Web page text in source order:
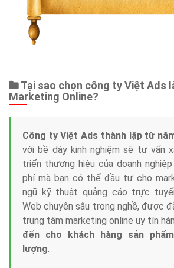
Tại sao chọn công ty Việt Ads
Marketing Online?
Công ty Việt Ads thành lập từ
với bề dày kinh nghiệm sẽ tư vấn
triển thương hiệu của doanh
phí mà bạn có thể đầu tư cho
ngũ kỹ thuật quảng cáo trực
Web chuyên sâu trong nghề, được
trung tâm marketing online uy tín
đến cho khách hàng sản
lượng.